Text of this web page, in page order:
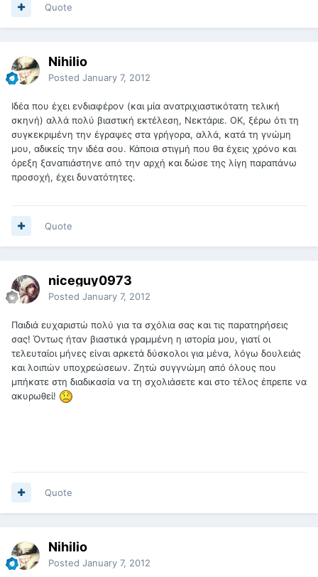
Quote
Nihilio
Posted January 7, 2012
Ιδέα που έχει ενδιαφέρον (και μία ανατριχιαστικότατη τελική
σκηνή) αλλά πολύ βιαστική εκτέλεση, Νεκτάριε. ΟΚ, ξέρω ότι τη
συγκεκριμένη την έγραψες στα γρήγορα, αλλά, κατά τη γνώμη
μου, αδικείς την ιδέα σου. Κάποια στιγμή που θα έχεις χρόνο και
όρεξη ξαναπιάστηνε από την αρχή και δώσε της λίγη παραπάνω
προσοχή, έχει δυνατότητες.
Quote
niceguy0973
Posted January 7, 2012
Παιδιά ευχαριστώ πολύ για τα σχόλια σας και τις παρατηρήσεις
σας! Όντως ήταν βιαστικά γραμμένη η ιστορία μου, γιατί οι
τελευταίοι μήνες είναι αρκετά δύσκολοι για μένα, λόγω δουλειάς
και λοιπών υποχρεώσεων. Ζητώ συγγνώμη από όλους που
μπήκατε στη διαδικασία να τη σχολιάσετε και στο τέλος έπρεπε να
ακυρωθεί!
Quote
Nihilio
Posted January 7, 2012